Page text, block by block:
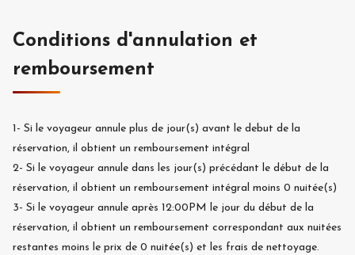
Conditions d'annulation et
remboursement
1- Si le voyageur annule plus de jour(s) avant le debut de la
réservation, il obtient un remboursement intégral
2- Si le voyageur annule dans les jour(s) précédant le début de la
réservation, il obtient un remboursement intégral moins 0 nuitée(s)
3- Si le voyageur annule après 12:00PM le jour du début de la
réservation, il obtient un remboursement correspondant aux nuitées
restantes moins le prix de 0 nuitée(s) et les frais de nettoyage.